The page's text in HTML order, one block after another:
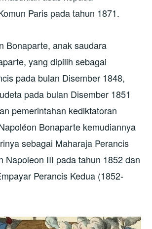
Paris pada tahun 1871.
Bonaparte, anak saudara
yang dipilih sebagai
pada bulan Disember 1848,
pada bulan Disember 1851
pemerintahan kediktatoran
Bonaparte kemudiannya
sebagai Maharaja Perancis
Napoleon III pada tahun 1852 dan
Perancis Kedua (1852-